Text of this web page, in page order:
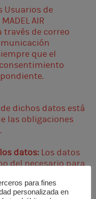
Usuarios de
AIR
través de correo
que el
dichos datos está
las obligaciones
datos: Los datos
del necesario para
para fines
personalizada en